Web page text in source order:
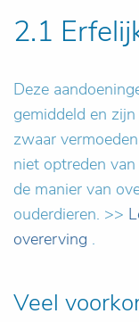
2.1
Deze
gemiddeld en
zwaar
niet optreden
de manier van
ouderdieren. >>
overerving .
Veel